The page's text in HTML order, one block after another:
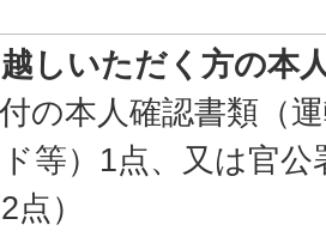
しいただく方の本
付の本人確認書類（
等）1点、又は官
）